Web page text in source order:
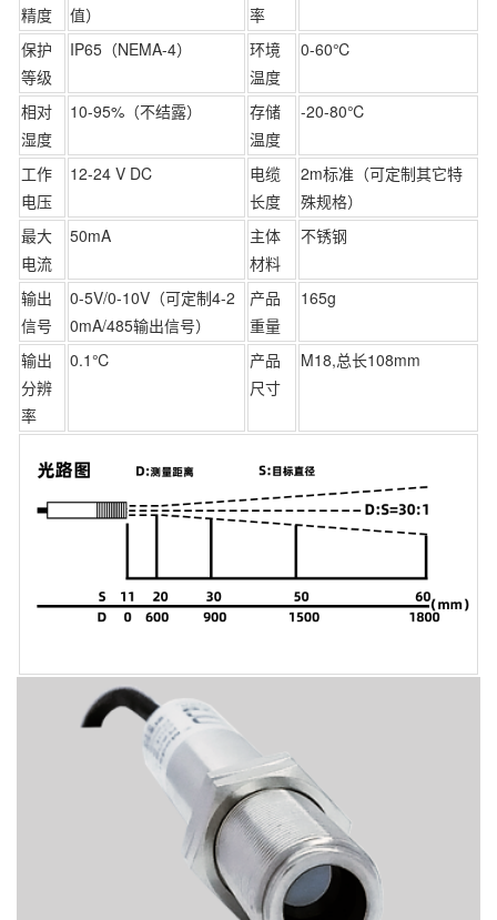
精度
值）
率
保护
等级
IP65（NEMA-4）
环境
温度
0-60℃
相对
湿度
10-95%（不结露）
存储
温度
-20-80℃
工作
电压
12-24 V DC
电缆
长度
2m标准（可定制其它特
殊规格）
最大
电流
50mA
主体
材料
不锈钢
输出
信号
0-5V/0-10V（可定制4-2
0mA/485输出信号）
产品
重量
165g
输出
分辨
率
0.1℃
产品
尺寸
M18,总长108mm